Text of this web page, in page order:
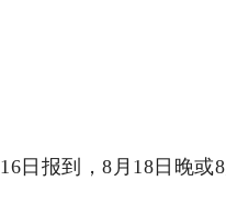
日报到，8月18日晚或8